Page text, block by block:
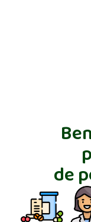
de